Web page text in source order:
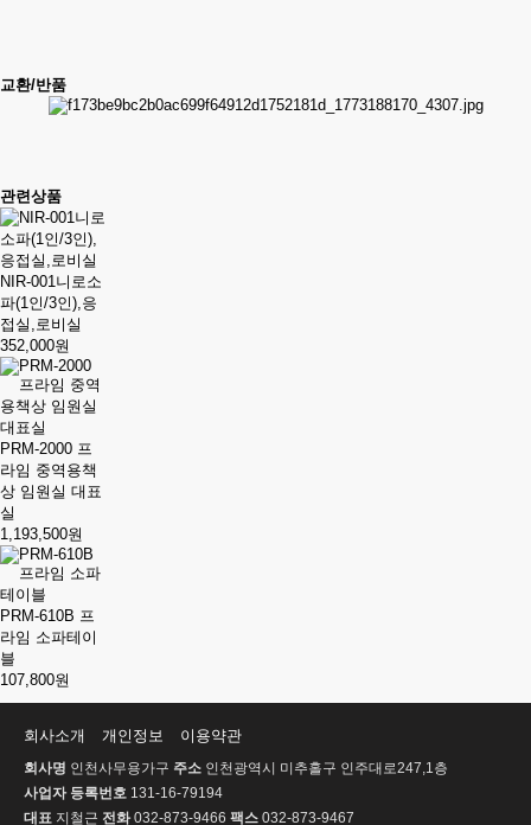
교환/반품
관련상품
NIR-001니로소
파(1인/3인),응
접실,로비실
352,000원
PRM-2000 프
라임 중역용책
상 임원실 대표
실
1,193,500원
PRM-610B 프
라임 소파테이
블
107,800원
회사소개 개인정보 이용약관
회사명 인천사무용가구 주소 인천광역시 미추홀구 인주대로247,1층
사업자 등록번호 131-16-79194
대표 지철근 전화032-873-9466 팩스 032-873-9467